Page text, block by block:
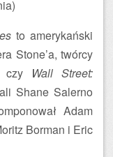
to amerykański
Stone’a, twórcy
Wall Street:
Shane Salerno
Adam
Borman i Eric